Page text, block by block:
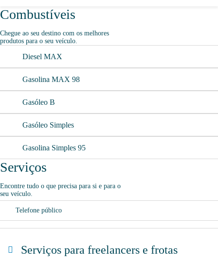
Combustíveis
Chegue ao seu destino com os melhores
produtos para o seu veículo.
Diesel MAX
Gasolina MAX 98
Gasóleo B
Gasóleo Simples
Gasolina Simples 95
Serviços
Encontre tudo o que precisa para si e para o
seu veículo.
Telefone público
Serviços para freelancers e frotas